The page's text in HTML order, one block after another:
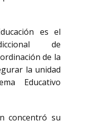
es el
de
de la
la unidad
Educativo
concentró su